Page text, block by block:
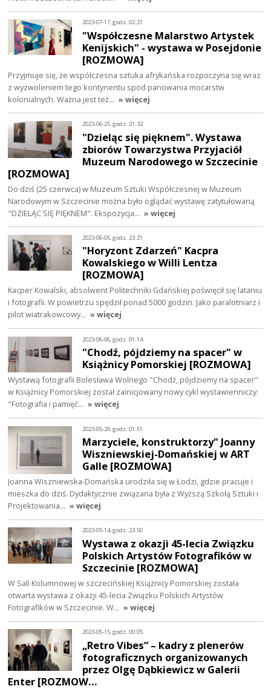
2023-07-17, godz. 02:21
"Współczesne Malarstwo Artystek
Kenijskich" - wystawa w Posejdonie
[ROZMOWA]
Przyjmuje się, że współczesna sztuka afrykańska rozpoczyna się wraz
z wyzwoleniem tego kontynentu spod panowania mocarstw
kolonialnych. Ważna jest też… » więcej
2023-06-25, godz. 21:32
"Dzieląc się pięknem". Wystawa
zbiorów Towarzystwa Przyjaciół
Muzeum Narodowego w Szczecinie
[ROZMOWA]
Do dziś (25 czerwca) w Muzeum Sztuki Współczesnej w Muzeum
Narodowym w Szczecinie można było oglądać wystawę zatytułowaną
"DZIELĄC SIĘ PIĘKNEM". Ekspozycja… » więcej
2023-06-05, godz. 23:21
"Horyzont Zdarzeń" Kacpra
Kowalskiego w Willi Lentza
[ROZMOWA]
Kacper Kowalski, absolwent Politechniki Gdańskiej poświęcił się lataniu
i fotografii. W powietrzu spędził ponad 5000 godzin. Jako paralotniarz i
pilot wiatrakowcowy… » więcej
2023-06-06, godz. 01:14
"Chodź, pójdziemy na spacer" w
Książnicy Pomorskiej [ROZMOWA]
Wystawą fotografii Bolesława Wolnego "Chodź, pójdziemy na spacer"
w Książnicy Pomorskiej został zainicjowany nowy cykl wystawienniczy:
"Fotografia i pamięć… » więcej
2023-05-29, godz. 01:51
Marzyciele, konstruktorzy" Joanny
Wiszniewskiej-Domańskiej w ART
Galle [ROZMOWA]
Joanna Wiszniewska-Domańska urodziła się w Łodzi, gdzie pracuje i
mieszka do dziś. Dydaktycznie związana była z Wyższą Szkołą Sztuki i
Projektowania… » więcej
2023-05-14, godz. 23:50
Wystawa z okazji 45-lecia Związku
Polskich Artystów Fotografików w
Szczecinie [ROZMOWA]
W Sali Kolumnowej w szczecińskiej Książnicy Pomorskiej została
otwarta wystawa z okazji 45-lecia Związku Polskich Artystów
Fotografików w Szczecinie. W… » więcej
2023-05-15, godz. 00:05
„Retro Vibes” – kadry z plenerów
fotograficznych organizowanych
przez Olgę Dąbkiewicz w Galerii
Enter [ROZMOW…